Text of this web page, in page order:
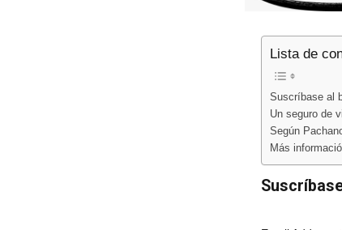
Lista de
Suscríbase al
Un seguro de
Según
Más